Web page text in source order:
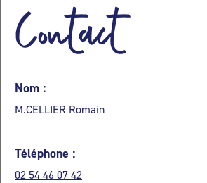
Contact
Nom :
M.CELLIER Romain
Téléphone :
02 54 46 07 42